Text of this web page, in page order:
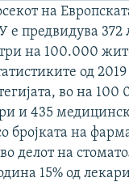
на
е предвидува 372
на 100.000
од
во на
и 435
бројката на
делот на
15% од